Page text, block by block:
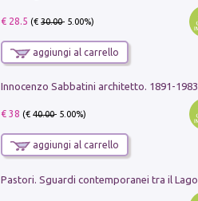
€ 28.5 (€30.00- 5.00%)
aggiungi al carrello
Innocenzo Sabbatini architetto. 1891-1983
€ 38 (€40.00- 5.00%)
aggiungi al carrello